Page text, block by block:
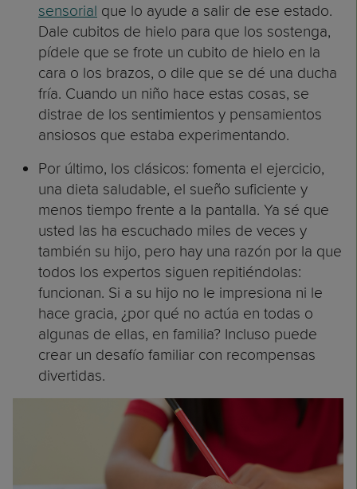
sensorial que lo ayude a salir de ese estado.
Dale cubitos de hielo para que los sostenga,
pídele que se frote un cubito de hielo en la
cara o los brazos, o dile que se dé una ducha
fría. Cuando un niño hace estas cosas, se
distrae de los sentimientos y pensamientos
ansiosos que estaba experimentando.
Por último, los clásicos: fomenta el ejercicio,
una dieta saludable, el sueño suficiente y
menos tiempo frente a la pantalla. Ya sé que
usted las ha escuchado miles de veces y
también su hijo, pero hay una razón por la que
todos los expertos siguen repitiéndolas:
funcionan. Si a su hijo no le impresiona ni le
hace gracia, ¿por qué no actúa en todas o
algunas de ellas, en familia? Incluso puede
crear un desafío familiar con recompensas
divertidas.